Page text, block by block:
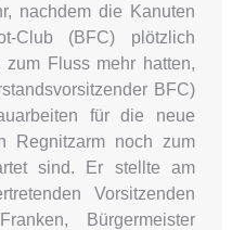
nachdem die Kanuten
Club (BFC) plötzlich
Fluss mehr hatten,
BFC)
für die neue
Regnitzarm noch zum
sind. Er stellte am
Vorsitzenden
Bürgermeister